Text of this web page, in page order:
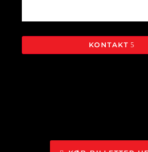
KONTAKT